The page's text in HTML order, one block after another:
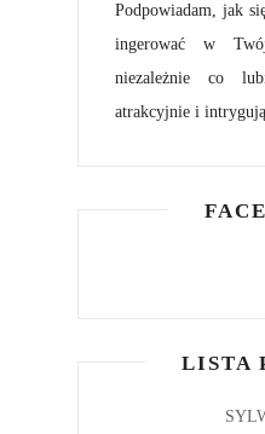
Podpowiadam, jak
ingerować w
niezależnie co
atrakcyjnie i
LISTA